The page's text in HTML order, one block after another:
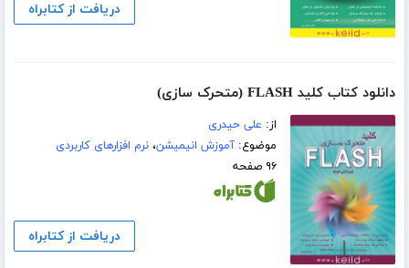
دریافت از کتابراه
دانلود کتاب کلید FLASH (متحرک سازی)
از: علی حیدری
موضوع:آموزش انیمیشن،نرم افزارهای کاربردی
۹۶ صفحه
دریافت از کتابراه